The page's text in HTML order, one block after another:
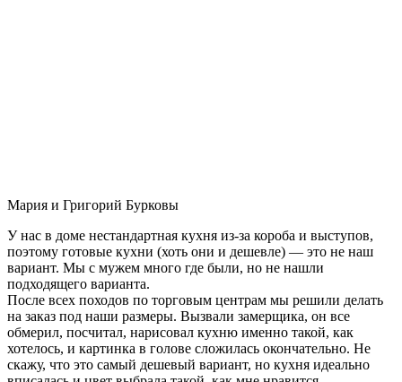
Мария и Григорий Бурковы
У нас в доме нестандартная кухня из-за короба и выступов,
поэтому готовые кухни (хоть они и дешевле) — это не наш
вариант. Мы с мужем много где были, но не нашли
подходящего варианта.
После всех походов по торговым центрам мы решили делать
на заказ под наши размеры. Вызвали замерщика, он все
обмерил, посчитал, нарисовал кухню именно такой, как
хотелось, и картинка в голове сложилась окончательно. Не
скажу, что это самый дешевый вариант, но кухня идеально